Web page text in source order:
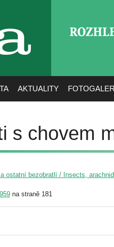
AKTUALITY
s chovem
ostatní bezobratlí / Insects,
na straně 181